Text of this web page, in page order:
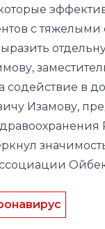
содействие в
Изамову,